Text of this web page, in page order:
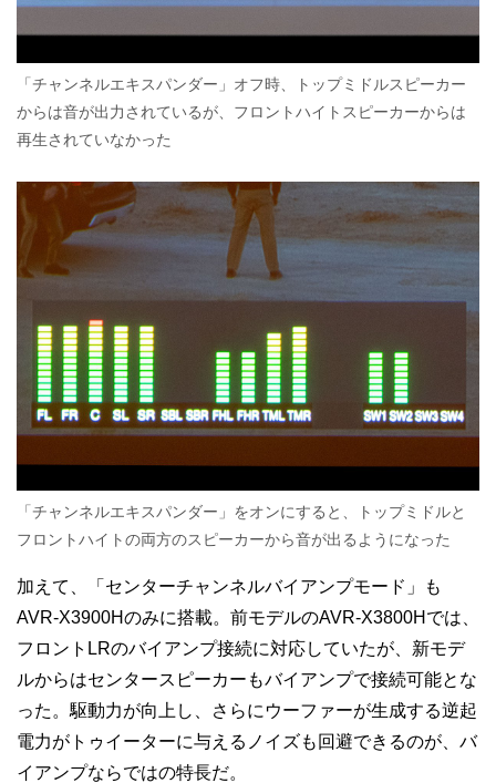
「チャンネルエキスパンダー」オフ時、トップミドルスピーカー
からは音が出力されているが、フロントハイトスピーカーからは
再生されていなかった
「チャンネルエキスパンダー」をオンにすると、トップミドルと
フロントハイトの両方のスピーカーから音が出るようになった
加えて、「センターチャンネルバイアンプモード」も
AVR-X3900Hのみに搭載。前モデルのAVR-X3800Hでは、
フロントLRのバイアンプ接続に対応していたが、新モデ
ルからはセンタースピーカーもバイアンプで接続可能とな
った。駆動力が向上し、さらにウーファーが生成する逆起
電力がトゥイーターに与えるノイズも回避できるのが、バ
イアンプならではの特長だ。